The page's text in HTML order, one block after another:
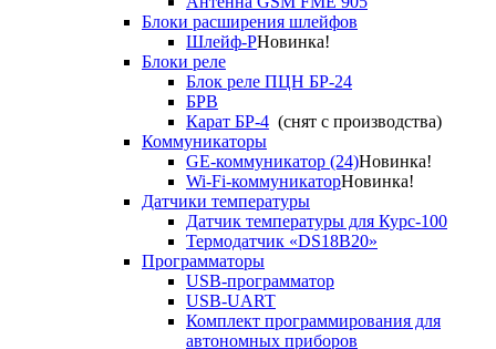
Блоки расширения шлейфов
Шлейф-РНовинка!
Блоки реле
Блок реле ПЦН БР-24
БРВ
Карат БР-4 (снят с производства)
Коммуникаторы
GE-коммуникатор (24)Новинка!
Wi-Fi-коммуникаторНовинка!
Датчики температуры
Датчик температуры для Курс-100
Термодатчик «DS18B20»
Программаторы
USB-программатор
USB-UART
Комплект программирования для
автономных приборов